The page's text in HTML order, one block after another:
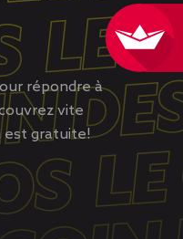
répondre à
vite
est gratuite!